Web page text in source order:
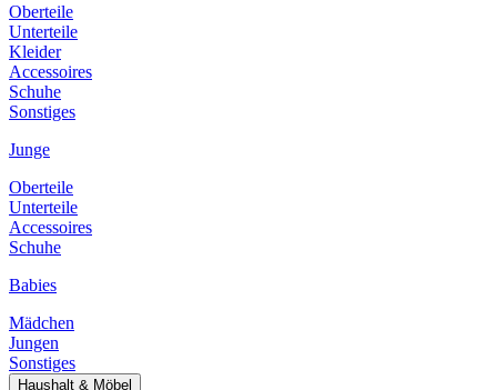
Oberteile
Unterteile
Kleider
Accessoires
Schuhe
Sonstiges
Junge
Oberteile
Unterteile
Accessoires
Schuhe
Babies
Mädchen
Jungen
Sonstiges
Haushalt & Möbel